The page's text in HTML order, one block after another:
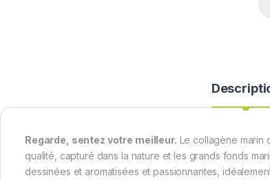
Regarde, sentez votre meilleur. Le collagène marin
qualité, capturé dans la nature et les grands fonds
dessinées et aromatisées et passionnantes,